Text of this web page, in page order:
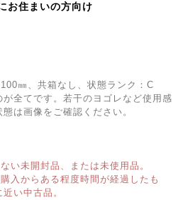
お住まいの方向け
㎜、共箱なし、状態ランク：C
全てです。若干のヨゴレなど使用感
は画像をご確認ください。
い未開封品、または未使用品。
入からある程度時間が経過したも
い中古品。